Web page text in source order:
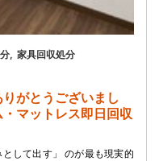
家具回収処分
りがとうございまし
マットレス即日回収
して出す」 のが最も現実的